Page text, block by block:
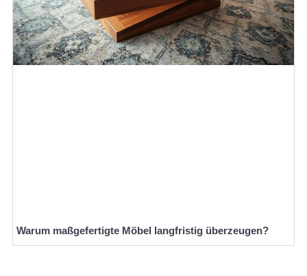
Warum maßgefertigte Möbel langfristig überzeugen?